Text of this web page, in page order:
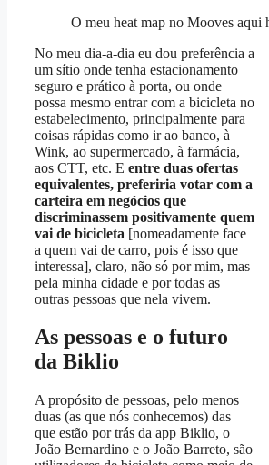
O meu heat map no Mooves aqui
No meu dia-a-dia eu dou preferência a
um sítio onde tenha estacionamento
seguro e prático à porta, ou onde
possa mesmo entrar com a bicicleta no
estabelecimento, principalmente para
coisas rápidas como ir ao banco, à
Wink, ao supermercado, à farmácia,
aos CTT, etc. E entre duas ofertas
equivalentes, preferiria votar com a
carteira em negócios que
discriminassem positivamente quem
vai de bicicleta [nomeadamente face
a quem vai de carro, pois é isso que
interessa], claro, não só por mim, mas
pela minha cidade e por todas as
outras pessoas que nela vivem.
As pessoas e o futuro
da Biklio
A propósito de pessoas, pelo menos
duas (as que nós conhecemos) das
que estão por trás da app Biklio, o
João Bernardino e o João Barreto, são